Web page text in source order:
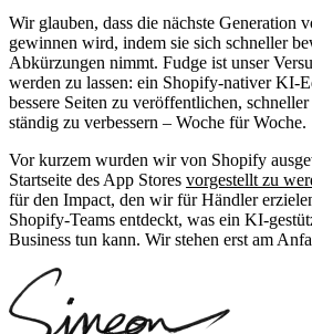
Wir glauben, dass die nächste Generation
gewinnen wird, indem sie sich schneller
Abkürzungen nimmt. Fudge ist unser
werden zu lassen: ein Shopify-nativer KI-
bessere Seiten zu veröffentlichen,
ständig zu verbessern – Woche für Woche.
Vor kurzem wurden wirvon Shopify
Startseite des App Stores vorgestellt zu
für den Impact, den wir für Händler
Shopify-Teams entdeckt, was ein KI-
Business tun kann. Wir stehen erst am